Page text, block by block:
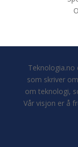
som skriver
om teknologi,
Vår visjon er å